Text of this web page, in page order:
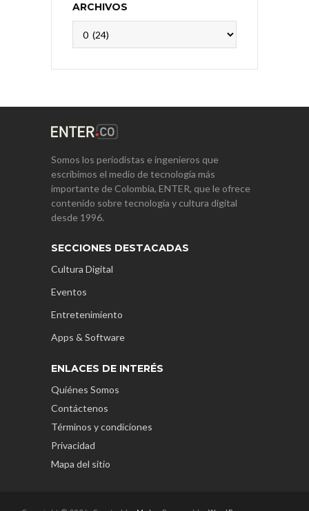
ARCHIVOS
Somos los periodistas e ingenieros que
escribimos el medio de tecnología más
importante de Colombia, ENTER, que le ofrece
contenido sobre tecnología y cultura digital
desde 1996.
SECCIONES DESTACADAS
Cultura Digital
Eventos
Entretenimiento
Apps & Software
ENLACES DE INTERÉS
Quiénes Somos
Contáctenos
Términos y condiciones
Privacidad
Mapa del sitio